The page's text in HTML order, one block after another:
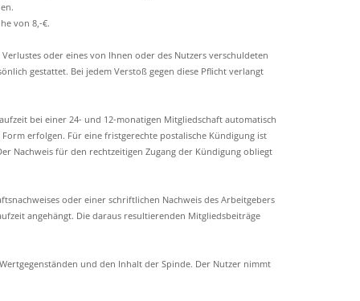
von 8,-€.
oder eines von Ihnen oder des Nutzers verschuldeten
gestattet. Bei jedem Verstoß gegen diese Pflicht verlangt
bei einer 24- und 12-monatigen Mitgliedschaft automatisch
erfolgen. Für eine fristgerechte postalische Kündigung ist
Nachweis für den rechtzeitigen Zugang der Kündigung obliegt
oder einer schriftlichen Nachweis des Arbeitgebers
angehängt. Die daraus resultierenden Mitgliedsbeiträge
und den Inhalt der Spinde. Der Nutzer nimmt